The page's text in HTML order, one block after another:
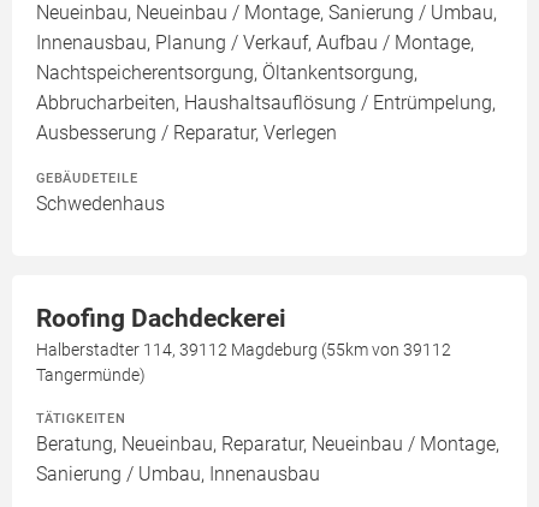
Neueinbau, Neueinbau / Montage, Sanierung / Umbau,
Innenausbau, Planung / Verkauf, Aufbau / Montage,
Nachtspeicherentsorgung, Öltankentsorgung,
Abbrucharbeiten, Haushaltsauflösung / Entrümpelung,
Ausbesserung / Reparatur, Verlegen
GEBÄUDETEILE
Schwedenhaus
Roofing Dachdeckerei
Halberstadter 114, 39112 Magdeburg (55km von 39112
Tangermünde)
TÄTIGKEITEN
Beratung, Neueinbau, Reparatur, Neueinbau / Montage,
Sanierung / Umbau, Innenausbau